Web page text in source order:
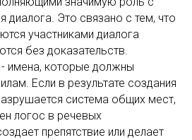
диалога. Это связано с тем, что
участниками диалога
без доказательств.
имена, которые должны
Если в результате создания
система общих мест,
логос в речевых
препятствие или делает